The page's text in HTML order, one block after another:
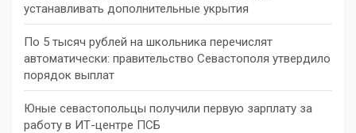
устанавливать дополнительные укрытия
По 5 тысяч рублей на школьника перечислят
автоматически: правительство Севастополя утвердило
порядок выплат
Юные севастопольцы получили первую зарплату за
работу в ИТ-центре ПСБ